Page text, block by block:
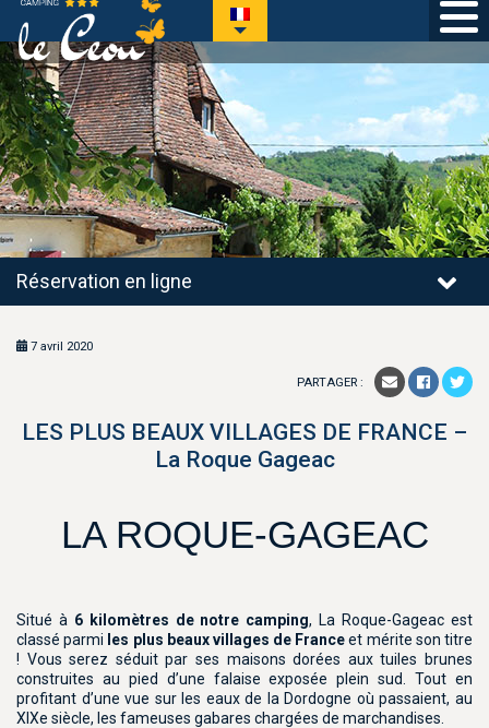
Réservation en ligne
7 avril 2020
PARTAGER :
LES PLUS BEAUX VILLAGES DE FRANCE –
La Roque Gageac
LA ROQUE-GAGEAC
Situé à 6 kilomètres de notre camping, La Roque-Gageac est
classé parmi les plus beaux villages de Franceet mérite son titre
! Vous serez séduit par ses maisons dorées aux tuiles brunes
construites au pied d’une falaise exposée plein sud. Tout en
profitant d’une vue sur les eaux de la Dordogne où passaient, au
XIXe siècle, les fameuses gabares chargées de marchandises.